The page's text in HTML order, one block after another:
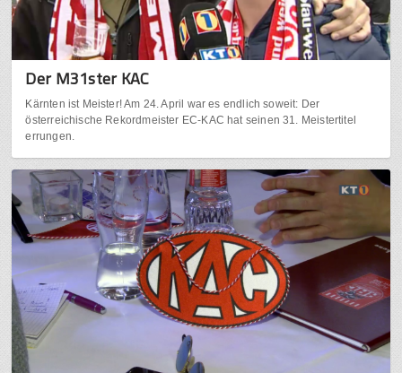
Der M31ster KAC
Kärnten ist Meister! Am 24. April war es endlich soweit: Der
österreichische Rekordmeister EC-KAC hat seinen 31. Meistertitel
errungen.